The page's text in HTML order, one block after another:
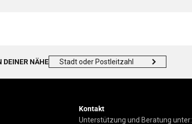
DEINER NÄHE
Kontakt
Unterstützung und Beratung unter: